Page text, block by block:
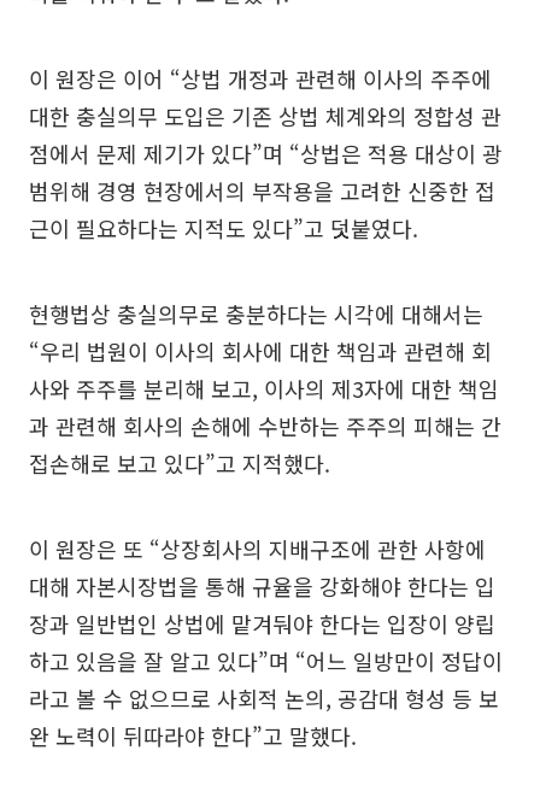
이 원장은 이어 “상법 개정과 관련해 이사의 주주에
대한 충실의무 도입은 기존 상법 체계와의 정합성 관
점에서 문제 제기가 있다”며 “상법은 적용 대상이 광
범위해 경영 현장에서의 부작용을 고려한 신중한 접
근이 필요하다는 지적도 있다”고 덧붙였다.
현행법상 충실의무로 충분하다는 시각에 대해서는
“우리 법원이 이사의 회사에 대한 책임과 관련해 회
사와 주주를 분리해 보고, 이사의 제3자에 대한 책임
과 관련해 회사의 손해에 수반하는 주주의 피해는 간
접손해로 보고 있다”고 지적했다.
이 원장은 또 “상장회사의 지배구조에 관한 사항에
대해 자본시장법을 통해 규율을 강화해야 한다는 입
장과 일반법인 상법에 맡겨둬야 한다는 입장이 양립
하고 있음을 잘 알고 있다”며 “어느 일방만이 정답이
라고 볼 수 없으므로 사회적 논의, 공감대 형성 등 보
완 노력이 뒤따라야 한다”고 말했다.